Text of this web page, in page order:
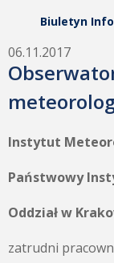
Biuletyn
06.11.2017
Instytut
Państwowy
Oddział w
zatrudni